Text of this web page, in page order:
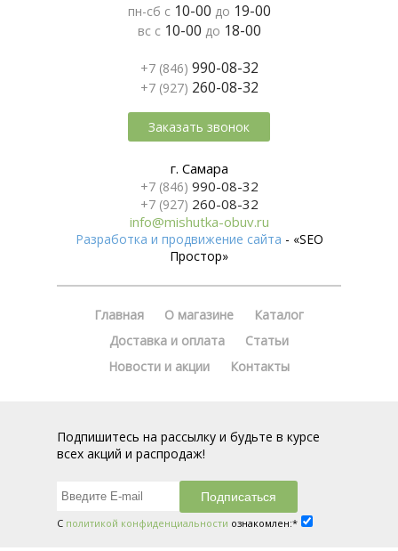
пн-сб с 10-00 до 19-00
вс с 10-00 до 18-00
+7 (846) 990-08-32
+7 (927) 260-08-32
Заказать звонок
г. Самара
+7 (846) 990-08-32
+7 (927) 260-08-32
info@mishutka-obuv.ru
Разработка и продвижение сайта - «SEO
Простор»
Главная О магазине
Каталог
Доставка и оплата
Статьи
Новости и акции
Контакты
Подпишитесь на рассылку и будьте в курсе
всех акций и распродаж!
С политикой конфиденциальности ознакомлен:*